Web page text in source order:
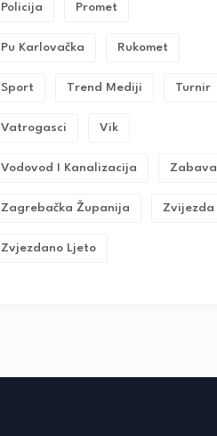
Policija Promet
Pu Karlovačka Rukomet
Sport Trend Mediji Turnir
Vatrogasci Vik
Vodovod I Kanalizacija Zabava
Zagrebačka Županija Zvijezda
Zvjezdano Ljeto